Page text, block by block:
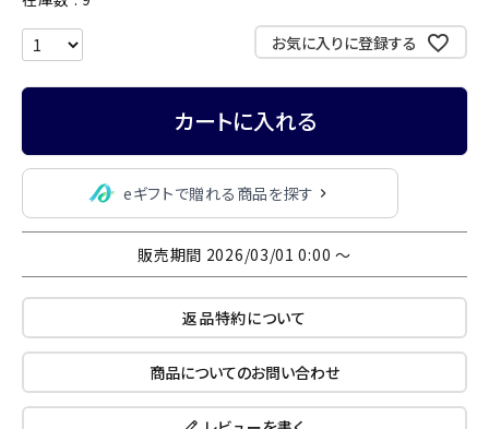
お気に入りに登録する
カートに入れる
eギフトで贈れる商品を探す
販売期間 2026/03/01 0:00 〜
返品特約について
商品についてのお問い合わせ